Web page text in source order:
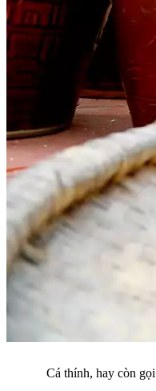
Cá thính, hay còn